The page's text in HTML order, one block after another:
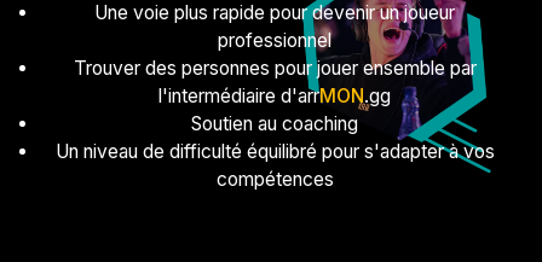
Une voie plus rapide pour devenir un joueur
professionnel
Trouver des personnes pour jouer ensemble par
l'intermédiaire d'arrMON.gg
Soutien au coaching
Un niveau de difficulté équilibré pour s'adapter à vos
compétences